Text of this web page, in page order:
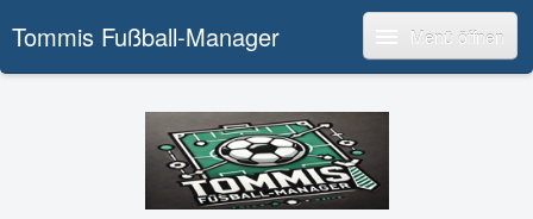
Tommis Fußball-Manager Menü öffnen